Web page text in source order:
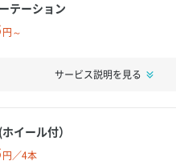
テーション
円～
サービス説明を見る
イール付）
円／4本